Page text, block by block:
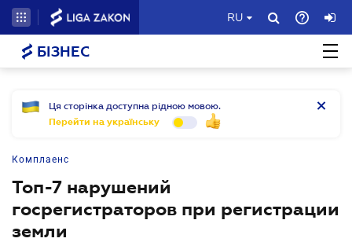
RU
БІЗНЕС
Ця сторінка доступна рідною мовою.
Перейти на українську
Комплаенс
Топ-7 нарушений
госрегистраторов при регистрации
земли